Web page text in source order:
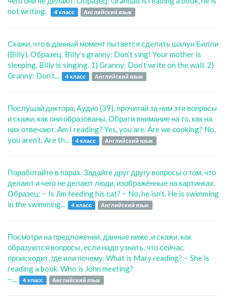
not writing.
4 класс Английский язык
Скажи, что в данный момент пытается сделать шалун Билли
(Billy). Образец: Billy’s granny: Don’t sing! Your mother is
sleeping. Billy is singing. 1) Granny: Don’t write on the wall. 2)
Granny: Don’t...
4 класс Английский язык
Послушай диктора, Аудио (39), прочитай за ним эти вопросы
и скажи, как они образованы. Обрати внимание на то, как на
них отвечают. Am I reading? Yes, you are. Are we cooking? No,
you aren’t. Are th...
4 класс Английский язык
Поработайте в парах. Задайте друг другу вопросы о том, что
делают и чего не делают люди, изображённые на картинках.
Образец: − Is Jim feeding his cat? − No, he isn’t. He is swimming
in the swimming...
4 класс Английский язык
Посмотри на предложения, данные ниже, и скажи, как
образуются вопросы, если надо узнать, что сейчас
происходит, где или почему. What is Mary reading? − She is
reading a book. Who is John meeting?
−...
4 класс Английский язык